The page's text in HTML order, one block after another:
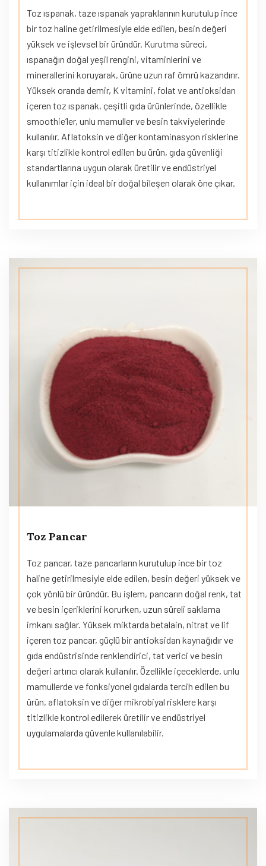
Toz ıspanak, taze ıspanak yapraklarının kurutulup ince
bir toz haline getirilmesiyle elde edilen, besin değeri
yüksek ve işlevsel bir üründür. Kurutma süreci,
ıspanağın doğal yeşil rengini, vitaminlerini ve
minerallerini koruyarak, ürüne uzun raf ömrü kazandırır.
Yüksek oranda demir, K vitamini, folat ve antioksidan
içeren toz ıspanak, çeşitli gıda ürünlerinde, özellikle
smoothie’ler, unlu mamuller ve besin takviyelerinde
kullanılır. Aflatoksin ve diğer kontaminasyon risklerine
karşı titizlikle kontrol edilen bu ürün, gıda güvenliği
standartlarına uygun olarak üretilir ve endüstriyel
kullanımlar için ideal bir doğal bileşen olarak öne çıkar.
Toz Pancar
Toz pancar, taze pancarların kurutulup ince bir toz
haline getirilmesiyle elde edilen, besin değeri yüksek ve
çok yönlü bir üründür. Bu işlem, pancarın doğal renk, tat
ve besin içeriklerini korurken, uzun süreli saklama
imkanı sağlar. Yüksek miktarda betalain, nitrat ve lif
içeren toz pancar, güçlü bir antioksidan kaynağıdır ve
gıda endüstrisinde renklendirici, tat verici ve besin
değeri artırıcı olarak kullanılır. Özellikle içeceklerde, unlu
mamullerde ve fonksiyonel gıdalarda tercih edilen bu
ürün, aflatoksin ve diğer mikrobiyal risklere karşı
titizlikle kontrol edilerek üretilir ve endüstriyel
uygulamalarda güvenle kullanılabilir.